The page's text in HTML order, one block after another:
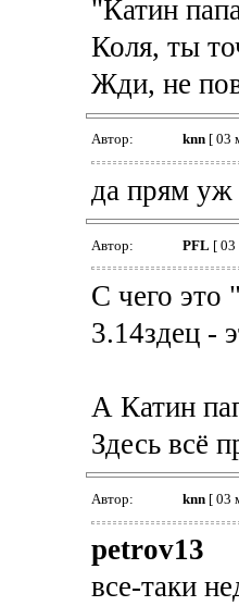
"Катин
Коля, ты
Жди, не
Автор: knn[ 03
да прям
Автор: PFL [
C чего это
3.14здец -
А Катин
Здесь всё
Автор: knn[ 03
petrov13
все-таки